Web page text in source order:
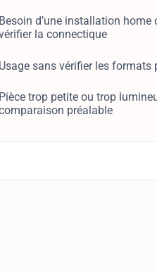
Besoin d’une installation
la connectique
Usage sans vérifier les formats
Pièce trop petite ou trop
préalable